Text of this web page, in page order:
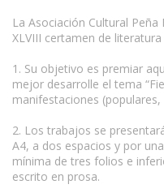
La Asociación Cultural
XLVIII certamen de literatura
1. Su objetivo es premiar
mejor desarrolle el tema
manifestaciones
2. Los trabajos se
A4, a dos espacios y por
mínima de tres folios e
escrito en prosa.